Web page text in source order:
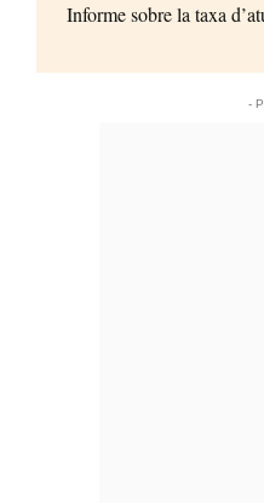
Informe sobre la taxa
-